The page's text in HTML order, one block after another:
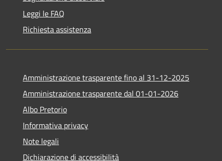
Leggi le FAQ
Richiesta assistenza
Amministrazione trasparente fino al 31-12-2025
Amministrazione trasparente dal 01-01-2026
Albo Pretorio
Informativa privacy
Note legali
Dichiarazione di accessibilità